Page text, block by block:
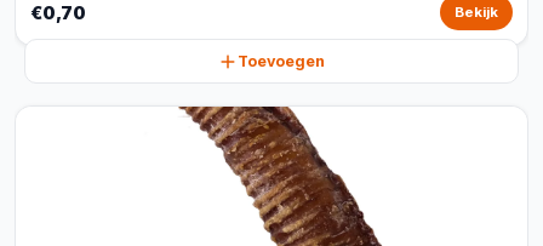
€0,70 Bekijk
Toevoegen